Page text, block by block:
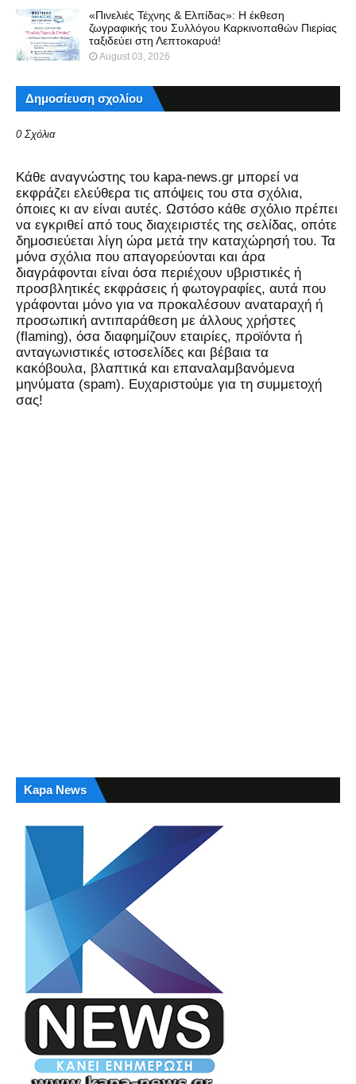
«Πινελιές Τέχνης & Ελπίδας»: Η έκθεση
ζωγραφικής του Συλλόγου Καρκινοπαθών Πιερίας
ταξιδεύει στη Λεπτοκαρυά!
August 03, 2026
Δημοσίευση σχολίου
0 Σχόλια
Kάθε αναγνώστης του kapa-news.gr μπορεί να
εκφράζει ελεύθερα τις απόψεις του στα σχόλια,
όποιες κι αν είναι αυτές. Ωστόσο κάθε σχόλιο πρέπει
να εγκριθεί από τους διαχειριστές της σελίδας, οπότε
δημοσιεύεται λίγη ώρα μετά την καταχώρησή του. Τα
μόνα σχόλια που απαγορεύονται και άρα
διαγράφονται είναι όσα περιέχουν υβριστικές ή
προσβλητικές εκφράσεις ή φωτογραφίες, αυτά που
γράφονται μόνο για να προκαλέσουν αναταραχή ή
προσωπική αντιπαράθεση με άλλους χρήστες
(flaming), όσα διαφημίζουν εταιρίες, προϊόντα ή
ανταγωνιστικές ιστοσελίδες και βέβαια τα
κακόβουλα, βλαπτικά και επαναλαμβανόμενα
μηνύματα (spam). Ευχαριστούμε για τη συμμετοχή
σας!
Kapa News